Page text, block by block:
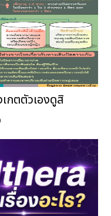
กตตัวเองดูสิ